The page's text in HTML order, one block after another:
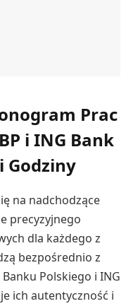
Prac
i ING Bank
Godziny
na nadchodzące
precyzyjnego
dla każdego z
bezpośrednio z
Polskiego i ING
ich autentyczność i